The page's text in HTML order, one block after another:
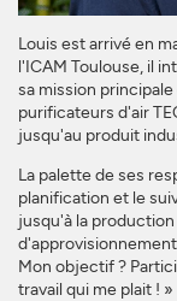
Louis est arrivé en
l'ICAM Toulouse, il
sa mission
purificateurs d'air
jusqu'au produit
La palette de ses
planification et le
jusqu'à la
Mon objectif ?
travail qui me plait ! »